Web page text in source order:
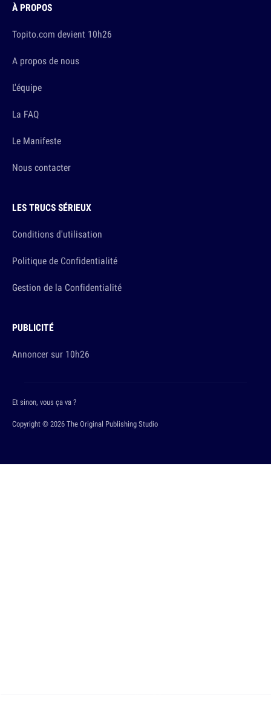
À PROPOS
Topito.com devient 10h26
A propos de nous
L'équipe
La FAQ
Le Manifeste
Nous contacter
LES TRUCS SÉRIEUX
Conditions d'utilisation
Politique de Confidentialité
Gestion de la Confidentialité
PUBLICITÉ
Annoncer sur 10h26
Copyright © 2026 The Original Publishing Studio
Et sinon, vous ça va ?